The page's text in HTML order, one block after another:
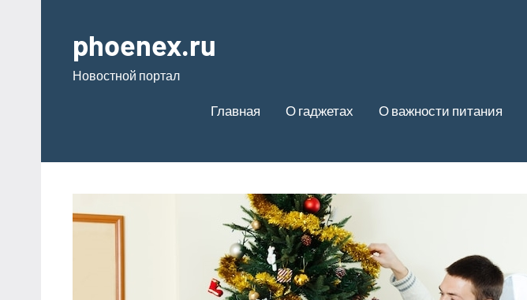
содержимому
phoenex.ru
Новостной портал
Главная О гаджетах О важности питания